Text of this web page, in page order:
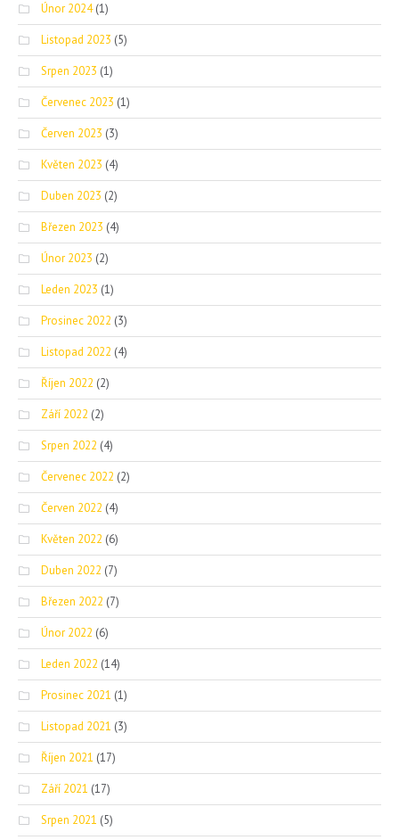
Únor 2024(1)
Listopad 2023 (5)
Srpen 2023 (1)
Červenec 2023 (1)
Červen 2023 (3)
Květen 2023 (4)
Duben 2023 (2)
Březen 2023 (4)
Únor 2023 (2)
Leden 2023 (1)
Prosinec 2022 (3)
Listopad 2022 (4)
Říjen 2022 (2)
Září 2022 (2)
Srpen 2022 (4)
Červenec 2022 (2)
Červen 2022 (4)
Květen 2022 (6)
Duben 2022 (7)
Březen 2022 (7)
Únor 2022 (6)
Leden 2022 (14)
Prosinec 2021 (1)
Listopad 2021 (3)
Říjen 2021 (17)
Září 2021 (17)
Srpen 2021 (5)